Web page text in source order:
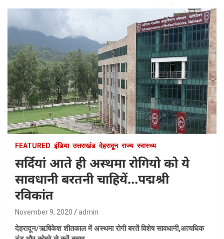
FEATURED इंडिया उत्तराखंड देहरादून राज्य स्वास्थ्य
सर्दियां आते ही अस्थमा रोगियो को ये
सावधानी बरतनी चाहियें…पद्मश्री
रविकांत
November 9, 2020 admin
देहरादून/ऋषिकेश शीतकाल में अस्थमा रोगी बरतें विशेष सावधानी,अत्यधिक